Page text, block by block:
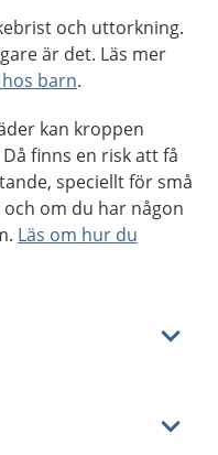
och uttorkning.
är det. Läs mer
barn.
kan kroppen
finns en risk att få
speciellt för små
om du har någon
Läs om hur du